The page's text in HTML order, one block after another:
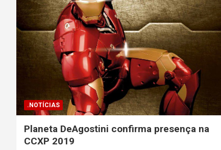
.NOTÍCIAS
Planeta DeAgostini confirma presença na
CCXP 2019